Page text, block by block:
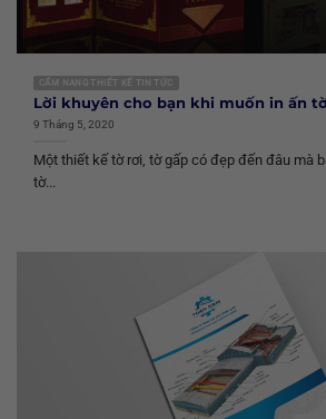
CẨM NANG THIẾT KẾ TIN TỨC
Lời khuyên cho bạn khi muốn in ấn
9 Tháng 5, 2020
Một thiết kế tờ rơi, tờ gấp có đẹp đến đâu mà
tờ...